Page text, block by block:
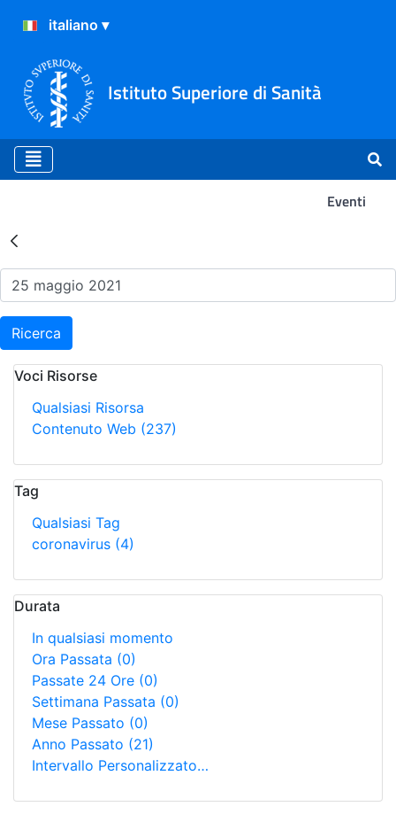
Istituto Superiore di Sanità
Eventi
Risultati della Ricerca -
Ricerca
Voci Risorse
Qualsiasi Risorsa
Contenuto Web (237)
Tag
Qualsiasi Tag
coronavirus (4)
Durata
In qualsiasi momento
Ora Passata (0)
Passate 24 Ore (0)
Settimana Passata (0)
Mese Passato (0)
Anno Passato (21)
Intervallo Personalizzato…